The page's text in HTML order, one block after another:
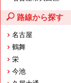
路線から探す
名古屋
鶴舞
栄
今池